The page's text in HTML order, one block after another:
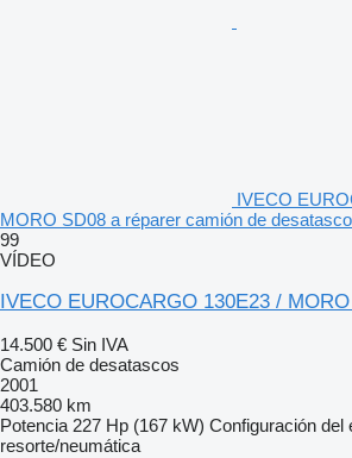
IVECO
MORO SD08 a réparer camión de
99
VÍDEO
IVECO EUROCARGO 130E23 /
14.500 € Sin IVA
Camión de desatascos
2001
403.580 km
Potencia 227 Hp (167 kW) Configuración del
resorte/neumática